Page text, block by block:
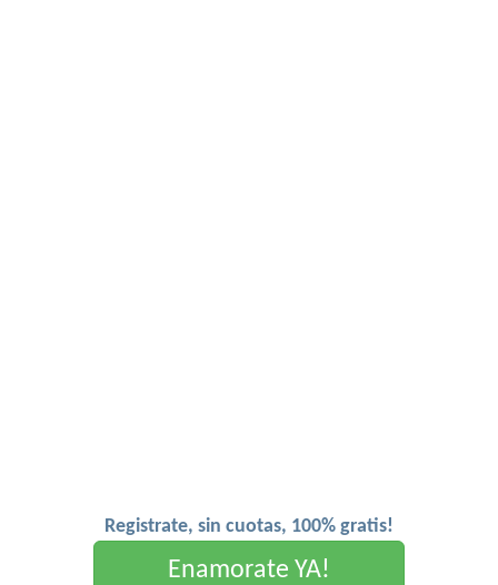
Registrate, sin cuotas, 100% gratis!
Enamorate YA!